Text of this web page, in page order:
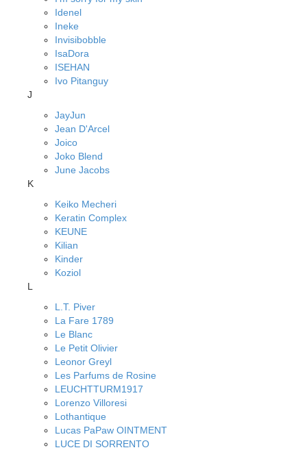
Idenel
Ineke
Invisibobble
IsaDora
ISEHAN
Ivo Pitanguy
J
JayJun
Jean D'Arcel
Joico
Joko Blend
June Jacobs
K
Keiko Mecheri
Keratin Complex
KEUNE
Kilian
Kinder
Koziol
L
L.T. Piver
La Fare 1789
Le Blanc
Le Petit Olivier
Leonor Greyl
Les Parfums de Rosine
LEUCHTTURM1917
Lorenzo Villoresi
Lothantique
Lucas PaPaw OINTMENT
LUCE DI SORRENTO